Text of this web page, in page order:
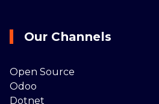
Our Channels
Open Source
Odoo
Dotnet